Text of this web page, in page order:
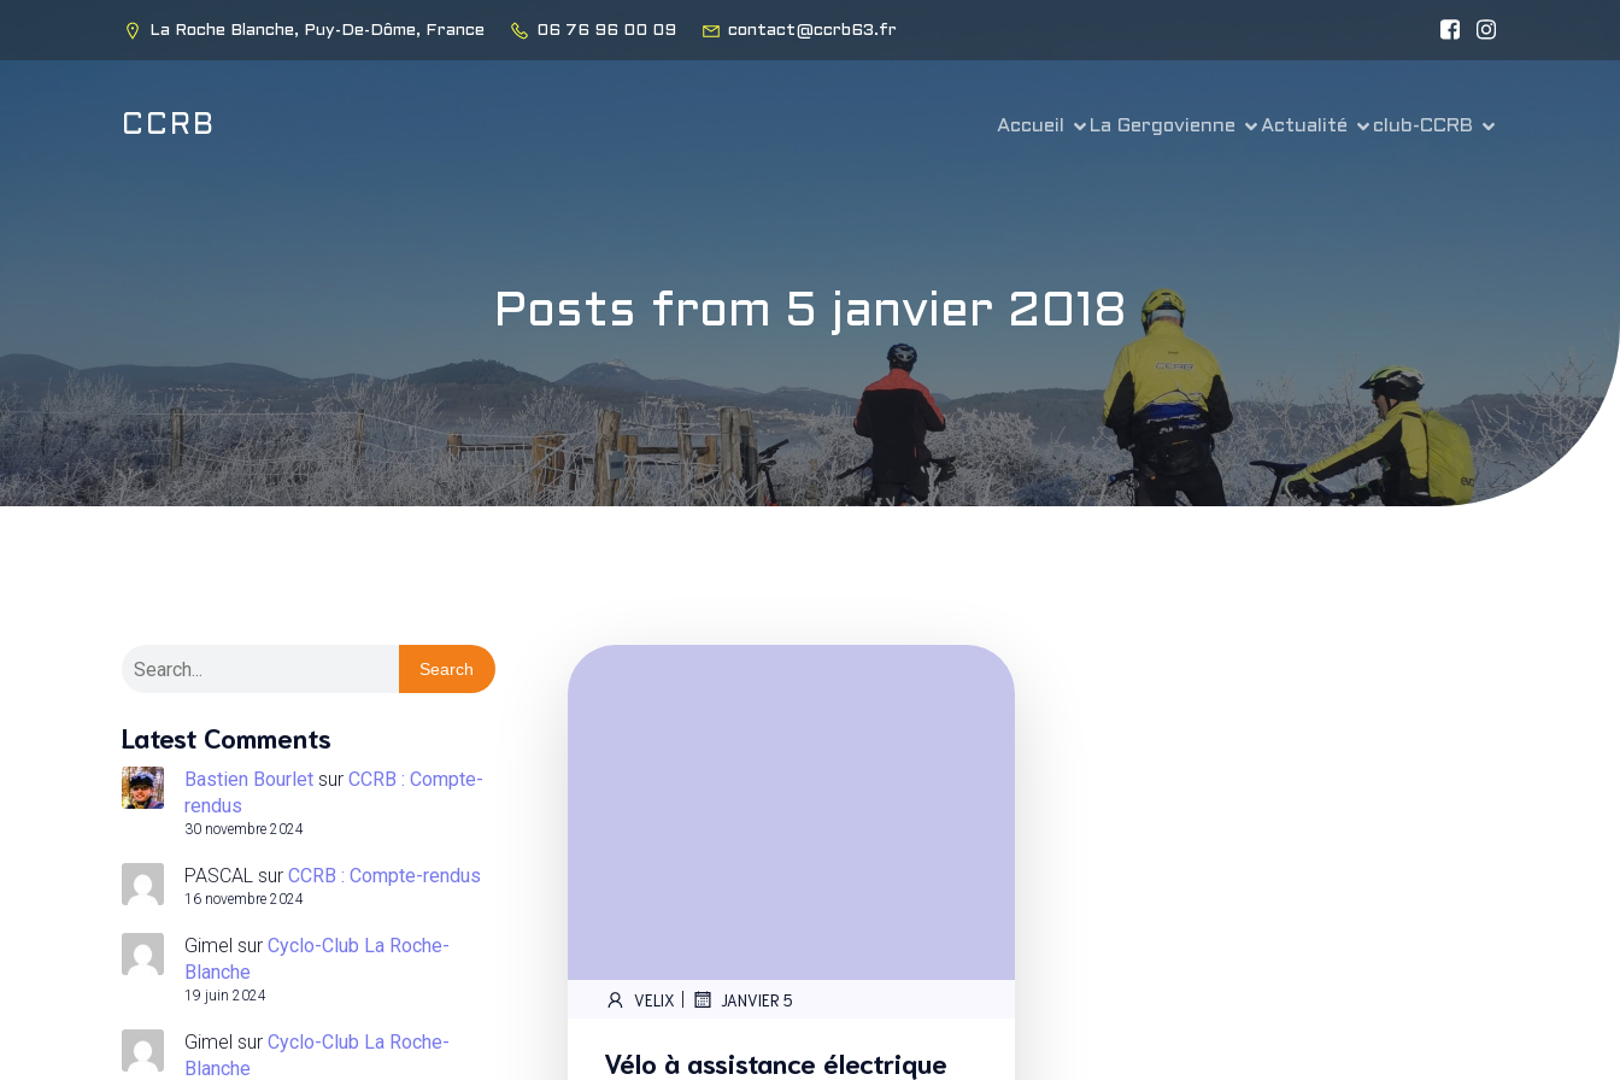
La Roche Blanche, Puy-De-Dôme, France 06 76 96 00 09 contact@ccrb63.fr
CCRB Accueil La Gergovienne Actualité club-CCRB
Posts from 5 janvier 2018
Search
Latest Comments
Bastien Bourlet sur CCRB : Compte-
rendus
30 novembre 2024
PASCAL sur CCRB : Compte-rendus
16 novembre 2024
Gimel sur Cyclo-Club La Roche-
Blanche
19 juin 2024
Gimel sur Cyclo-Club La Roche-
Blanche
VELIX JANVIER 5
Vélo à assistance électrique